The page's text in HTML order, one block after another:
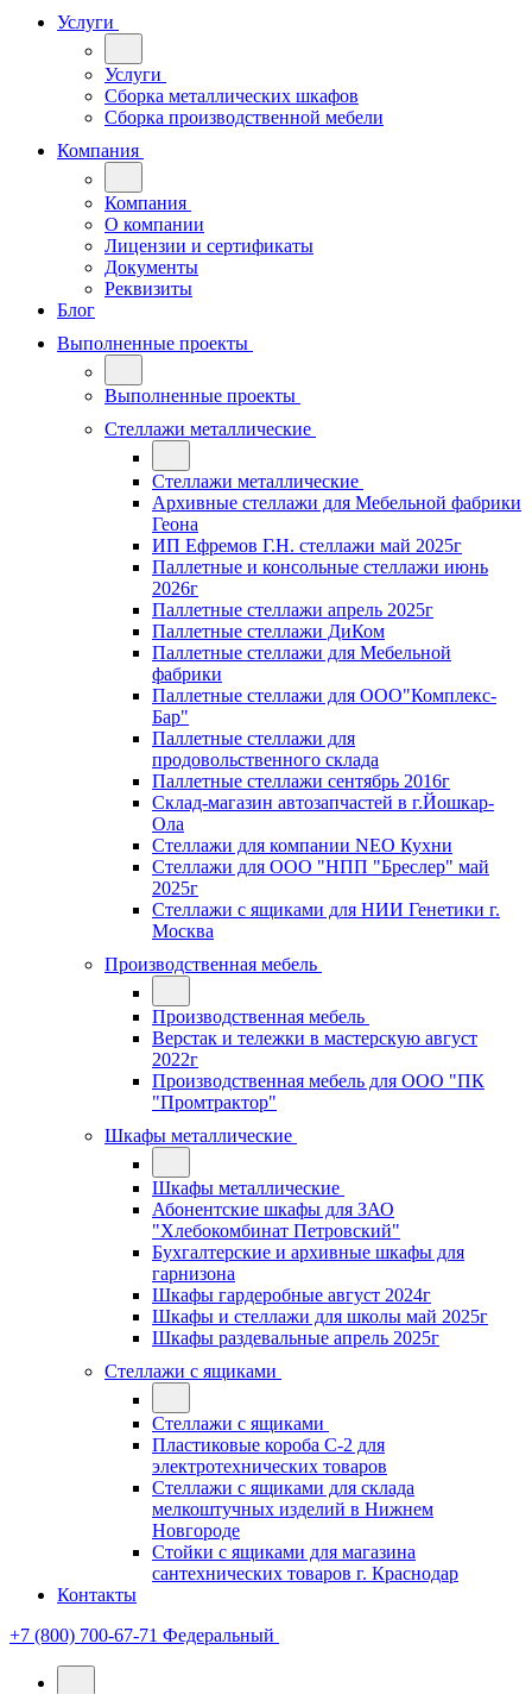
Услуги
Услуги
Сборка металлических шкафов
Сборка производственной мебели
Компания
Компания
О компании
Лицензии и сертификаты
Документы
Реквизиты
Блог
Выполненные проекты
Выполненные проекты
Стеллажи металлические
Стеллажи металлические
Архивные стеллажи для Мебельной фабрики
Геона
ИП Ефремов Г.Н. стеллажи май 2025г
Паллетные и консольные стеллажи июнь
2026г
Паллетные стеллажи апрель 2025г
Паллетные стеллажи ДиКом
Паллетные стеллажи для Мебельной
фабрики
Паллетные стеллажи для ООО"Комплекс-
Бар"
Паллетные стеллажи для
продовольственного склада
Паллетные стеллажи сентябрь 2016г
Склад-магазин автозапчастей в г.Йошкар-
Ола
Стеллажи для компании NEO Кухни
Стеллажи для ООО "НПП "Бреслер" май
2025г
Стеллажи с ящиками для НИИ Генетики г.
Москва
Производственная мебель
Производственная мебель
Верстак и тележки в мастерскую август
2022г
Производственная мебель для ООО "ПК
"Промтрактор"
Шкафы металлические
Шкафы металлические
Абонентские шкафы для ЗАО
"Хлебокомбинат Петровский"
Бухгалтерские и архивные шкафы для
гарнизона
Шкафы гардеробные август 2024г
Шкафы и стеллажи для школы май 2025г
Шкафы раздевальные апрель 2025г
Стеллажи с ящиками
Стеллажи с ящиками
Пластиковые короба С-2 для
электротехнических товаров
Стеллажи с ящиками для склада
мелкоштучных изделий в Нижнем
Новгороде
Стойки с ящиками для магазина
сантехнических товаров г. Краснодар
Контакты
+7 (800) 700-67-71 Федеральный